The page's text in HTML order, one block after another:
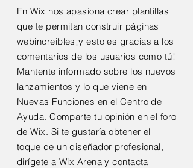
En Wix nos apasiona crear plantillas
que te permitan construir páginas
webincreibles ¡y esto es gracias a los
comentarios de los usuarios como tú!
Mantente informado sobre los nuevos
lanzamientos y lo que viene en
Nuevas Funciones en el Centro de
Ayuda. Comparte tu opinión en el foro
de Wix. Si te gustaría obtener el
toque de un diseñador profesional,
dirígete a Wix Arena y contacta